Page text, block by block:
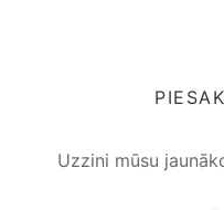
Uzzini mūsu